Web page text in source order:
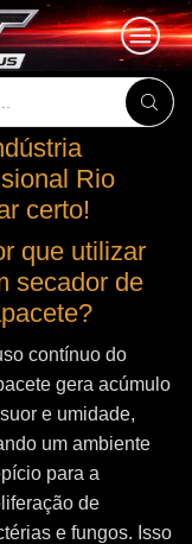
Rio
certo!
que utilizar
secador de
contínuo do
gera acúmulo
e umidade,
um ambiente
para a
de
e fungos. Isso